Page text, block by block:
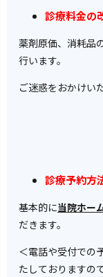
診療料金の
薬剤原価、消耗品
行います。
ご迷惑をおかけい
診療予約方
基本的に当院ホー
だきます。
＜電話や受付での
たしておりますの